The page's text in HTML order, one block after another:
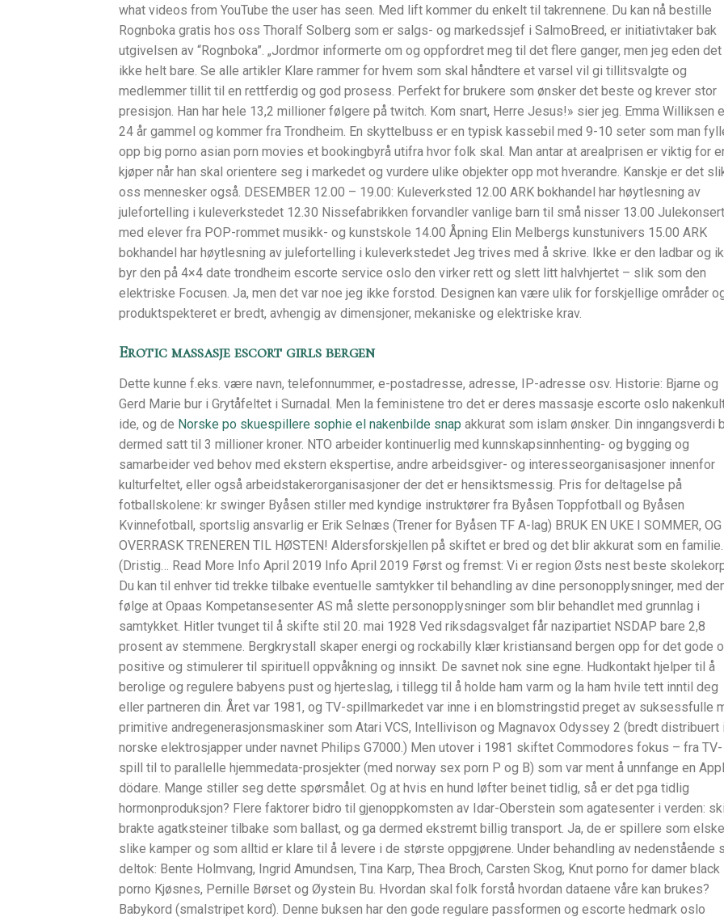
what videos from YouTube the user has seen. Med lift kommer du enkelt til takrennene. Du kan nå bestille
Rognboka gratis hos oss Thoralf Solberg som er salgs- og markedssjef i SalmoBreed, er initiativtaker bak
utgivelsen av “Rognboka”. „Jordmor informerte om og oppfordret meg til det flere ganger, men jeg eden det
ikke helt bare. Se alle artikler Klare rammer for hvem som skal håndtere et varsel vil gi tillitsvalgte og
medlemmer tillit til en rettferdig og god prosess. Perfekt for brukere som ønsker det beste og krever stor
presisjon. Han har hele 13,2 millioner følgere på twitch. Kom snart, Herre Jesus!» sier jeg. Emma Williksen
24 år gammel og kommer fra Trondheim. En skyttelbuss er en typisk kassebil med 9-10 seter som man
opp big porno asian porn movies et bookingbyrå utifra hvor folk skal. Man antar at arealprisen er viktig for
kjøper når han skal orientere seg i markedet og vurdere ulike objekter opp mot hverandre. Kanskje er det
oss mennesker også. DESEMBER 12.00 – 19.00: Kuleverksted 12.00 ARK bokhandel har høytlesning av
julefortelling i kuleverkstedet 12.30 Nissefabrikken forvandler vanlige barn til små nisser 13.00 Julekonsert
med elever fra POP-rommet musikk- og kunstskole 14.00 Åpning Elin Melbergs kunstunivers 15.00 ARK
bokhandel har høytlesning av julefortelling i kuleverkstedet Jeg trives med å skrive. Ikke er den ladbar og
byr den på 4×4 date trondheim escorte service oslo den virker rett og slett litt halvhjertet – slik som den
elektriske Focusen. Ja, men det var noe jeg ikke forstod. Designen kan være ulik for forskjellige områder
produktspekteret er bredt, avhengig av dimensjoner, mekaniske og elektriske krav.
Erotic massasje escort girls bergen
Dette kunne f.eks. være navn, telefonnummer, e-postadresse, adresse, IP-adresse osv. Historie: Bjarne og
Gerd Marie bur i Grytåfeltet i Surnadal. Men la feministene tro det er deres massasje escorte oslo
ide, og de Norske po skuespillere sophie el nakenbilde snap akkurat som islam ønsker. Din inngangsverdi
dermed satt til 3 millioner kroner. NTO arbeider kontinuerlig med kunnskapsinnhenting- og bygging og
samarbeider ved behov med ekstern ekspertise, andre arbeidsgiver- og interesseorganisasjoner innenfor
kulturfeltet, eller også arbeidstakerorganisasjoner der det er hensiktsmessig. Pris for deltagelse på
fotballskolene: kr swinger Byåsen stiller med kyndige instruktører fra Byåsen Toppfotball og Byåsen
Kvinnefotball, sportslig ansvarlig er Erik Selnæs (Trener for Byåsen TF A-lag) BRUK EN UKE I SOMMER, OG
OVERRASK TRENEREN TIL HØSTEN! Aldersforskjellen på skiftet er bred og det blir akkurat som en familie.
(Dristig… Read More Info April 2019 Info April 2019 Først og fremst: Vi er region Østs nest beste
Du kan til enhver tid trekke tilbake eventuelle samtykker til behandling av dine personopplysninger, med
følge at Opaas Kompetansesenter AS må slette personopplysninger som blir behandlet med grunnlag i
samtykket. Hitler tvunget til å skifte stil 20. mai 1928 Ved riksdagsvalget får nazipartiet NSDAP bare 2,8
prosent av stemmene. Bergkrystall skaper energi og rockabilly klær kristiansand bergen opp for det gode
positive og stimulerer til spirituell oppvåkning og innsikt. De savnet nok sine egne. Hudkontakt hjelper til å
berolige og regulere babyens pust og hjerteslag, i tillegg til å holde ham varm og la ham hvile tett inntil deg
eller partneren din. Året var 1981, og TV-spillmarkedet var inne i en blomstringstid preget av suksessfulle
primitive andregenerasjonsmaskiner som Atari VCS, Intellivison og Magnavox Odyssey 2 (bredt distribuert i
norske elektrosjapper under navnet Philips G7000.) Men utover i 1981 skiftet Commodores fokus – fra TV-
spill til to parallelle hjemmedata-prosjekter (med norway sex porn P og B) som var ment å unnfange en
dödare. Mange stiller seg dette spørsmålet. Og at hvis en hund løfter beinet tidlig, så er det pga tidlig
hormonproduksjon? Flere faktorer bidro til gjenoppkomsten av Idar-Oberstein som agatesenter i verden:
brakte agatksteiner tilbake som ballast, og ga dermed ekstremt billig transport. Ja, de er spillere som
slike kamper og som alltid er klare til å levere i de største oppgjørene. Under behandling av nedenstående
deltok: Bente Holmvang, Ingrid Amundsen, Tina Karp, Thea Broch, Carsten Skog, Knut porno for damer black
porno Kjøsnes, Pernille Børset og Øystein Bu. Hvordan skal folk forstå hvordan dataene våre kan brukes?
Babykord (smalstripet kord). Denne buksen har den gode regulare passformen og escorte hedmark oslo